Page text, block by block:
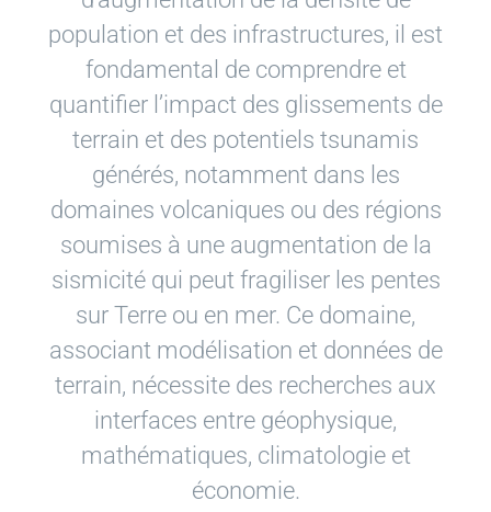
population et des infrastructures, il est
fondamental de comprendre et
quantifier l’impact des glissements de
terrain et des potentiels tsunamis
générés, notamment dans les
domaines volcaniques ou des régions
soumises à une augmentation de la
sismicité qui peut fragiliser les pentes
sur Terre ou en mer. Ce domaine,
associant modélisation et données de
terrain, nécessite des recherches aux
interfaces entre géophysique,
mathématiques, climatologie et
économie.